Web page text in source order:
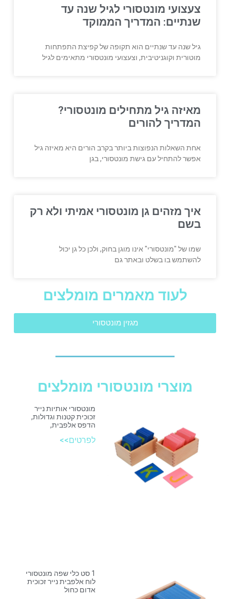
צעצועי מונטסורי לגיל שנה עד
שנתיים: המדריך הממוקד
גיל שנה עד שנתיים הוא תקופה של קפיצת התפתחות
מוטורית וקוגניטיבית, וצעצועי מונטסורי מתאימים לגיל
מאיזה גיל מתחילים מונטסורי?
המדריך להורים
אחת השאלות הנפוצות ביותר בקרב הורים היא מאיזה גיל
אפשר להתחיל עם גישת מונטסורי, בגן
איך מזהים גן מונטסורי אמיתי ולא רק
בשם
שמו של "מונטסורי" אינו מוגן בחוק, ולכן כל גן יכול
להשתמש בו בשלט ובאתר גם
לעוד מאמרים מומלצים
מגזין מונטסורי
מוצרי מונטסורי מומלצים
מונטסורי אותיות נייר
זכוכית קטנות וגדולות,
הדפס אלפבית,
לפרטים>>
1 סט כלי שפה מונטסורי
לוח אלפבית נייר זכוכית
אדום כחול